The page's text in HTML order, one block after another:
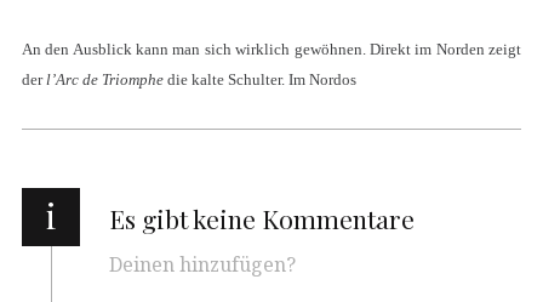
An den Ausblick kann man sich wirklich gewöhnen. Direkt im Norden zeigt
der l’Arc de Triomphe die kalte Schulter. Im Nordos
i Es gibt keine Kommentare
Deinen hinzufügen?